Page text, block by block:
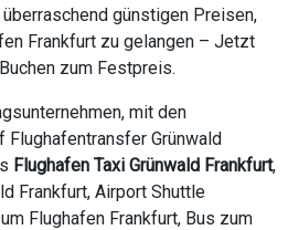
günstigen Preisen,
Frankfurt zu gelangen – Jetzt
zum Festpreis.
mit den
Flughafentransfer Grünwald
Flughafen Taxi Grünwald Frankfurt,
Frankfurt, Airport Shuttle
Flughafen Frankfurt, Bus zum